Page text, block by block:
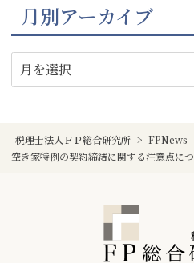
月別アーカイブ
税理士法人ＦＰ総合研究所 > FPNews
空き家特例の契約締結に関する注意点に